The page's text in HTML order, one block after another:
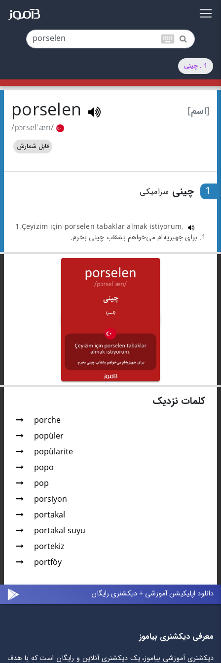
keyboard
1 . چینی
[اسم] porselen
/pɔrselˈæn/
قابل شمارش
1 چینی سرامیکی
1.Çeyizim için porselen tabaklar almak istiyorum.
1. برای جهیزیه‌ام می‌خواهم بشقاب چینی بخرم.
کلمات نزدیک
porche
popüler
popülarite
popo
pop
porsiyon
portakal
portakal suyu
portekiz
portföy
دانلود اپلیکیشن آموزشی + دیکشنری رایگان
معرفی دیکشنری بیاموز
دیکشنری آموزشی بیاموز، یک دیکشنری آنلاین و رایگان است که با هدف